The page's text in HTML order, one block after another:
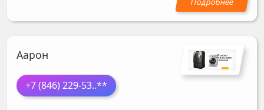
Аарон
+7 (846) 229-53..**